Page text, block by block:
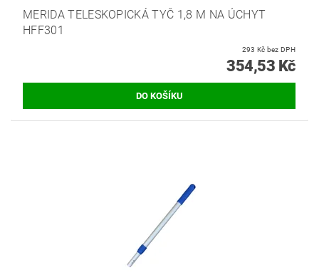
MERIDA TELESKOPICKÁ TYČ 1,8 M NA ÚCHYT
HFF301
293 Kč bez DPH
354,53 Kč